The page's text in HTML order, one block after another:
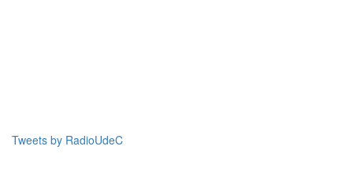
Tweets by RadioUdeC